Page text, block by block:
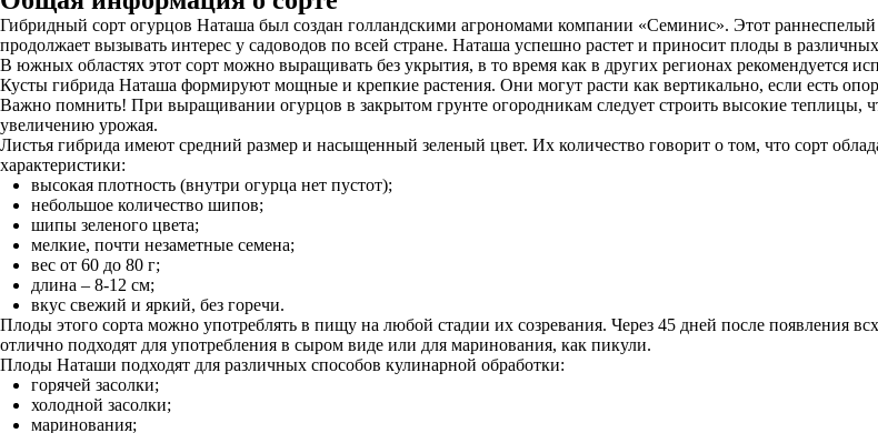
Гибридный сорт огурцов Наташа был создан голландскими агрономами компании «Семинис». Этот
продолжает вызывать интерес у садоводов по всей стране. Наташа успешно растет и приносит плоды в
В южных областях этот сорт можно выращивать без укрытия, в то время как в других регионах рекомендуется
Кусты гибрида Наташа формируют мощные и крепкие растения. Они могут расти как вертикально, если есть
Важно помнить! При выращивании огурцов в закрытом грунте огородникам следует строить высокие теплицы,
увеличению урожая.
Листья гибрида имеют средний размер и насыщенный зеленый цвет. Их количество говорит о том, что сорт
характеристики:
высокая плотность (внутри огурца нет пустот);
небольшое количество шипов;
шипы зеленого цвета;
мелкие, почти незаметные семена;
вес от 60 до 80 г;
длина – 8-12 см;
вкус свежий и яркий, без горечи.
Плоды этого сорта можно употреблять в пищу на любой стадии их созревания. Через 45 дней после появления
отлично подходят для употребления в сыром виде или для маринования, как пикули.
Плоды Наташи подходят для различных способов кулинарной обработки:
горячей засолки;
холодной засолки;
маринования;